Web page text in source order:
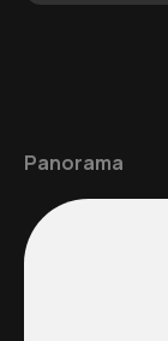
Panorama